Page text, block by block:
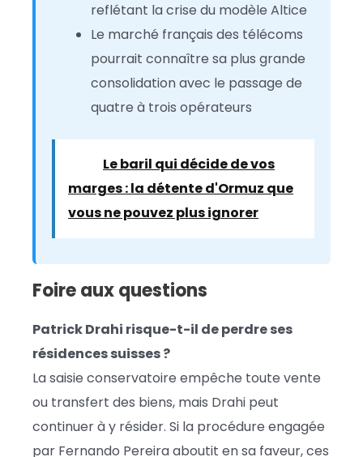
reflétant la crise du modèle Altice
Le marché français des télécoms
pourrait connaître sa plus grande
consolidation avec le passage de
quatre à trois opérateurs
Le baril qui décide de vos
marges : la détente d'Ormuz que
vous ne pouvez plus ignorer
Foire aux questions
Patrick Drahi risque-t-il de perdre ses
résidences suisses ?
La saisie conservatoire empêche toute vente
ou transfert des biens, mais Drahi peut
continuer à y résider. Si la procédure engagée
par Fernando Pereira aboutit en sa faveur, ces